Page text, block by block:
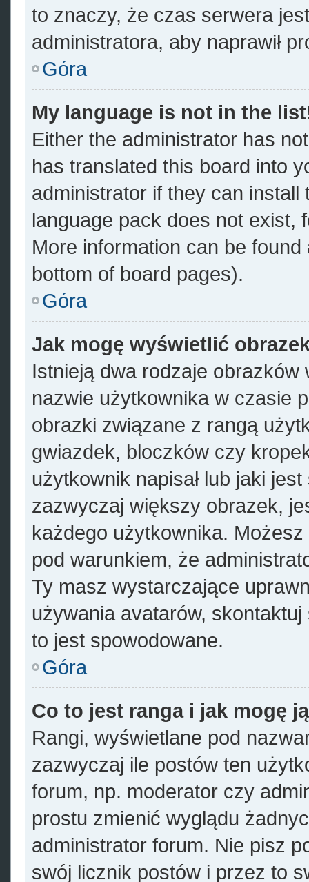
to znaczy, że czas serwera
administratora, aby naprawił
Góra
My language is not in the
Either the administrator has
has translated this board into
administrator if they can
language pack does not exist,
More information can be
bottom of board pages).
Góra
Jak mogę wyświetlić
Istnieją dwa rodzaje
nazwie użytkownika w czasie
obrazki związane z rangą
gwiazdek, bloczków czy
użytkownik napisał lub jaki
zazwyczaj większy obrazek,
każdego użytkownika.
pod warunkiem, że
Ty masz wystarczające
używania avatarów,
to jest spowodowane.
Góra
Co to jest ranga i jak mogę
Rangi, wyświetlane pod
zazwyczaj ile postów ten
forum, np. moderator czy
prostu zmienić wyglądu
administrator forum. Nie pisz
swój licznik postów i przez to